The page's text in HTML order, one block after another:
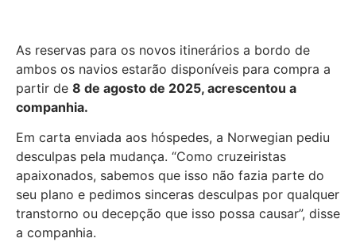
As reservas para os novos itinerários a bordo de
ambos os navios estarão disponíveis para compra a
partir de 8 de agosto de 2025, acrescentou a
companhia.
Em carta enviada aos hóspedes, a Norwegian pediu
desculpas pela mudança. “Como cruzeiristas
apaixonados, sabemos que isso não fazia parte do
seu plano e pedimos sinceras desculpas por qualquer
transtorno ou decepção que isso possa causar”, disse
a companhia.